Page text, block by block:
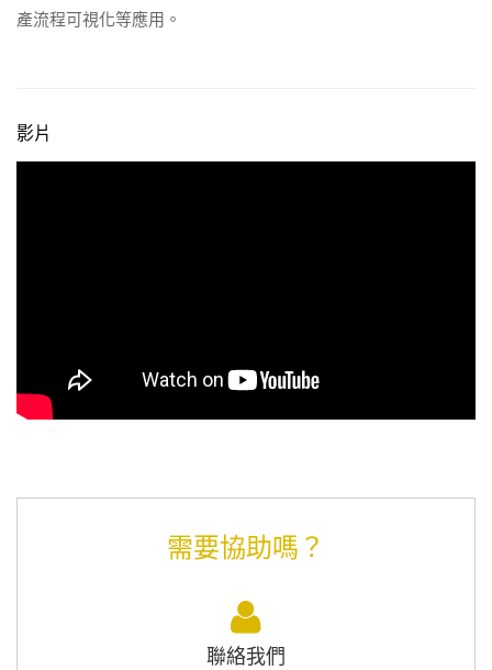
產流程可視化等應用。
影片
需要協助嗎？
聯絡我們